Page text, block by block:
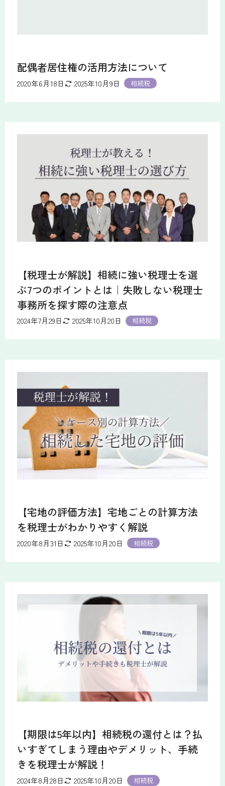
配偶者居住権の活用方法について
2020年6月18日 2025年10月9日 相続税
【税理士が解説】相続に強い税理士を選
ぶ7つのポイントとは｜失敗しない税理士
事務所を探す際の注意点
2024年7月29日 2025年10月20日 相続税
【宅地の評価方法】宅地ごとの計算方法
を税理士がわかりやすく解説
2020年8月31日 2025年10月20日 相続税
【期限は5年以内】相続税の還付とは？払
いすぎてしまう理由やデメリット、手続
きを税理士が解説！
2024年8月28日 2025年10月20日 相続税